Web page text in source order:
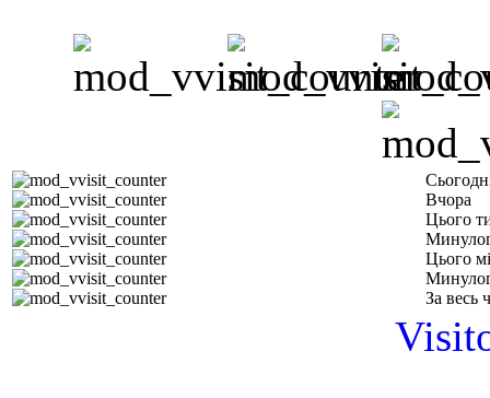
Вчора
Цього
Цього
За весь